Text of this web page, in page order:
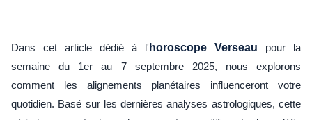
Dans cet article dédié à l' horoscope Verseau pour la
semaine du 1er au 7 septembre 2025, nous explorons
comment les alignements planétaires influenceront votre
quotidien. Basé sur les dernières analyses astrologiques, cette